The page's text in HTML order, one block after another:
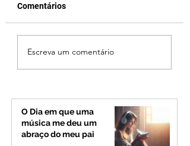
Cleitinho volta atrás,
cita mensagem divina,
mas partido nega
de Minas
Comentários
Escreva um comentário
O Dia em que uma
música me deu um
abraço do meu pai